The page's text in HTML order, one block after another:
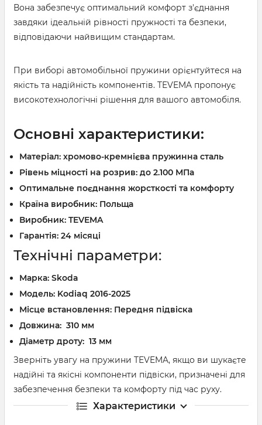
Вона забезпечує оптимальний комфорт з'єднання
завдяки ідеальній рівності пружності та безпеки,
відповідаючи найвищим стандартам.
При виборі автомобільної пружини орієнтуйтеся на
якість та надійність компонентів. TEVEMA пропонує
високотехнологічні рішення для вашого автомобіля.
Основні характеристики:
Матеріал: хромово-кремнієва пружинна сталь
Рівень міцності на розрив: до 2.100 МПа
Оптимальне поєднання жорсткості та комфорту
Країна виробник: Польща
Виробник: TEVEMA
Гарантія: 24 місяці
Технічні параметри:
Марка: Skoda
Модель: Kodiaq 2016-2025
Місце встановлення: Передня підвіска
Довжина: 310 мм
Діаметр дроту: 13 мм
Зверніть увагу на пружини TEVEMA, якщо ви шукаєте
надійні та якісні компоненти підвіски, призначені для
забезпечення безпеки та комфорту під час руху.
Характеристики